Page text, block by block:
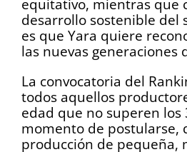
equitativo, mientras que
desarrollo sostenible del
es que Yara quiere
las nuevas generaciones
La convocatoria del
todos aquellos
edad que no superen los
momento de postularse,
producción de pequeña,